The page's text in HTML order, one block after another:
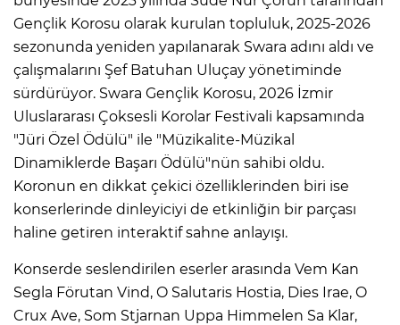
Gençlik Korosu olarak kurulan topluluk, 2025-2026
sezonunda yeniden yapılanarak Swara adını aldı ve
çalışmalarını Şef Batuhan Uluçay yönetiminde
sürdürüyor. Swara Gençlik Korosu, 2026 İzmir
Uluslararası Çoksesli Korolar Festivali kapsamında
"Jüri Özel Ödülü" ile "Müzikalite-Müzikal
Dinamiklerde Başarı Ödülü"nün sahibi oldu.
Koronun en dikkat çekici özelliklerinden biri ise
konserlerinde dinleyiciyi de etkinliğin bir parçası
haline getiren interaktif sahne anlayışı.
Konserde seslendirilen eserler arasında Vem Kan
Segla Förutan Vind, O Salutaris Hostia, Dies Irae, O
Crux Ave, Som Stjarnan Uppa Himmelen Sa Klar,